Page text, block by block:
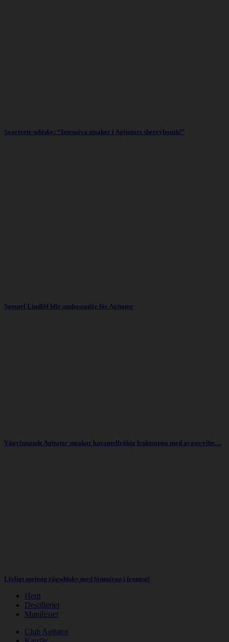
Svartvete-whisky: “Intensiva smaker i Agitators sherrybomb!”
Samuel Lindlöf blir ambassadör för Agitator
Vägvinnande Agitator smakar karamellrökig fruktsoppa med avgas-vibe…
Livligt spritsig rågwhisky med lönnsirap i fronten!
Hem
Destilleriet
Manifestet
Club Agitator